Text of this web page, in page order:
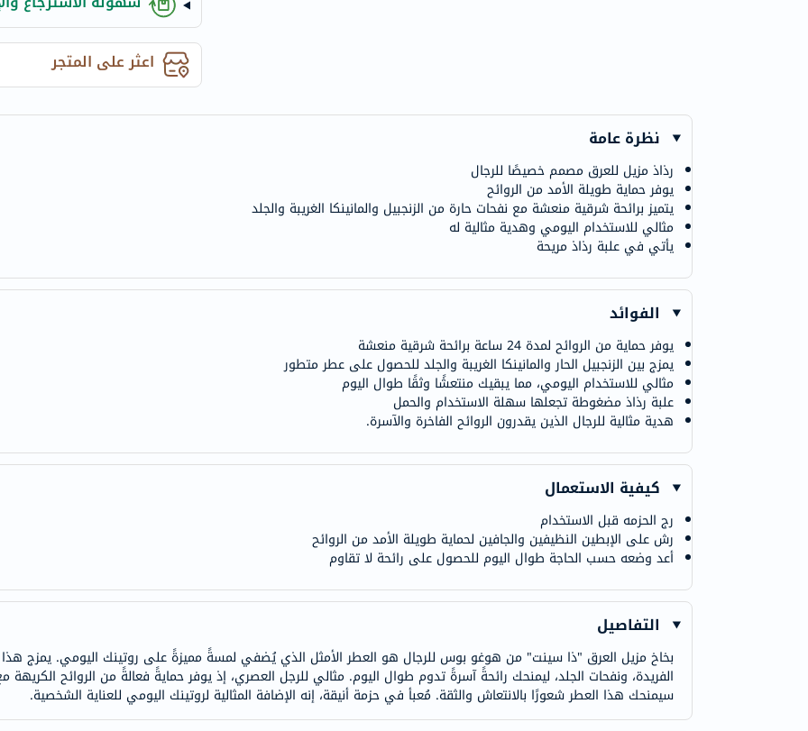
anua
theordinary
neocell
K18
uriage
cosrx
NMN
feel
honey
الصحة
والمكملات
أساسيات
اعثر على المتجر
نظرة عامة
رذاذ مزيل للعرق مصمم خصيصًا للرجال
يوفر حماية طويلة الأمد من الروائح
يتميز برائحة شرقية منعشة مع نفحات حارة من الزنجبيل والمانينكا الغريبة والجلد
مثالي للاستخدام اليومي وهدية مثالية له
يأتي في علبة رذاذ مريحة
الفوائد
يوفر حماية من الروائح لمدة 24 ساعة برائحة شرقية منعشة
يمزج بين الزنجبيل الحار والمانينكا الغريبة والجلد للحصول على عطر متطور
مثالي للاستخدام اليومي، مما يبقيك منتعشًا وثقًا طوال اليوم
علبة رذاذ مضغوطة تجعلها سهلة الاستخدام والحمل
هدية مثالية للرجال الذين يقدرون الروائح الفاخرة والآسرة.
كيفية الاستعمال
رج الحزمه قبل الاستخدام
رش على الإبطين النظيفين والجافين لحماية طويلة الأمد من الروائح
أعد وضعه حسب الحاجة طوال اليوم للحصول على رائحة لا تقاوم
التفاصيل
بخاخ مزيل العرق "ذا سينت" من هوغو بوس للرجال هو العطر الأمثل الذي يُضفي لمسةً مميزةً على روتينك اليومي. يمزج هذا
الفريدة، ونفحات الجلد، ليمنحك رائحةً آسرةً تدوم طوال اليوم. مثالي للرجل العصري، إذ يوفر حمايةً فعالةً من الروائح
سيمنحك هذا العطر شعورًا بالانتعاش والثقة. مُعبأ في حزمة أنيقة، إنه الإضافة المثالية لروتينك اليومي للعناية الشخصية.